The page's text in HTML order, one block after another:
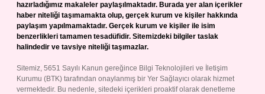
hazırladığımız makaleler paylaşılmaktadır. Burada yer alan içerikler
haber niteliği taşımamakta olup, gerçek kurum ve kişiler hakkında
paylaşım yapılmamaktadır. Gerçek kurum ve kişiler ile isim
benzerlikleri tamamen tesadüfidir. Sitemizdeki bilgiler taslak
halindedir ve tavsiye niteliği taşımazlar.
Sitemiz, 5651 Sayılı Kanun gereğince Bilgi Teknolojileri ve İletişim
Kurumu (BTK) tarafından onaylanmış bir Yer Sağlayıcı olarak hizmet
vermektedir. Bu nedenle, sitedeki içerikleri proaktif olarak denetleme